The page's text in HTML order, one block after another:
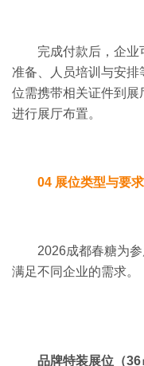
完成付款后，企
准备、人员培训与安排
位需携带相关证件到
进行展厅布置。
04 展位类型与要求
2026成都春糖为
满足不同企业的需求。
品牌特装展位（36